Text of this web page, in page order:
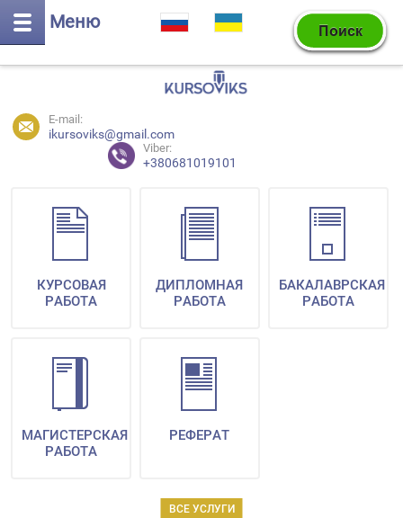
Меню
E-mail:
ikursoviks@gmail.com
Viber:
+380681019101
ВСЕ УСЛУГИ
КУРСОВАЯ
РАБОТА
ДИПЛОМНАЯ
РАБОТА
БАКАЛАВРСКАЯ
РАБОТА
МАГИСТЕРСКАЯ
РАБОТА
РЕФЕРАТ